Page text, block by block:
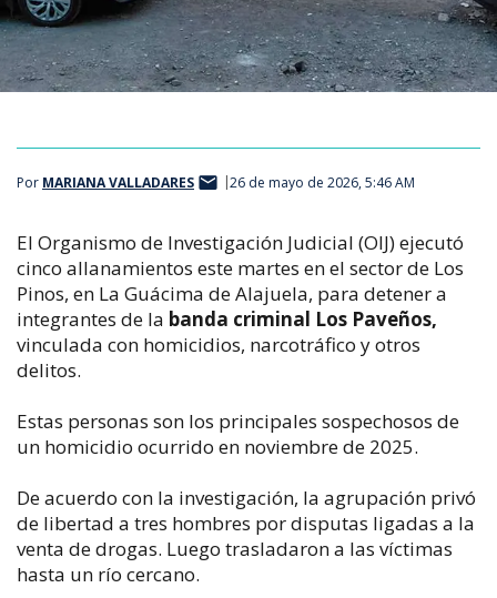
Por MARIANA VALLADARES 26 de mayo de 2026, 5:46 AM
El Organismo de Investigación Judicial (OIJ) ejecutó
cinco allanamientos este martes en el sector de Los
Pinos, en La Guácima de Alajuela, para detener a
integrantes de la banda criminal Los Paveños,
vinculada con homicidios, narcotráfico y otros
delitos.
Estas personas son los principales sospechosos de
un homicidio ocurrido en noviembre de 2025.
De acuerdo con la investigación, la agrupación privó
de libertad a tres hombres por disputas ligadas a la
venta de drogas. Luego trasladaron a las víctimas
hasta un río cercano.